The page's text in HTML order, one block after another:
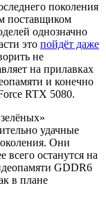
поколения
поставщиком
однозначно
это пойдёт даже
не
на прилавках
и конечно
RTX 5080.
удачные
Они
всего останутся на
GDDR6
в плане